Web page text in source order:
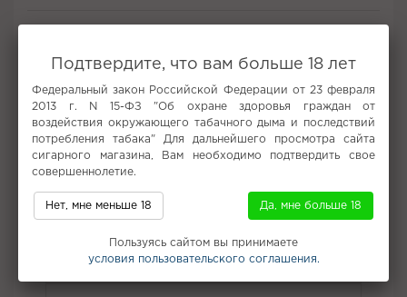
Не забудьте купить
Табак для кальяна
Подтвердите, что вам больше 18 лет
Федеральный закон Российской Федерации от 23 февраля
2013 г. N 15-ФЗ "Об охране здоровья граждан от
воздействия окружающего табачного дыма и последствий
потребления табака" Для дальнейшего просмотра сайта
сигарного магазина, Вам необходимо подтвердить свое
совершеннолетие.
Нет, мне меньше 18 Да, мне больше 18
Пользуясь сайтом вы принимаете
условия пользовательского соглашения.